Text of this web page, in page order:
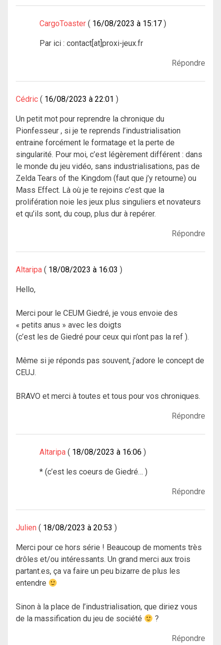
CargoToaster 16/08/2023 à 15:17
Par ici : contact[at]proxi-jeux.fr
Répondre
Cédric 16/08/2023 à 22:01
Un petit mot pour reprendre la chronique du
Pionfesseur , si je te reprends l’industrialisation
entraine forcément le formatage et la perte de
singularité. Pour moi, c’est légèrement différent : dans
le monde du jeu vidéo, sans industrialisations, pas de
Zelda Tears of the Kingdom (faut que j’y retourne) ou
Mass Effect. Là où je te rejoins c’est que la
prolifération noie les jeux plus singuliers et novateurs
et qu’ils sont, du coup, plus dur à repérer.
Répondre
Altaripa 18/08/2023 à 16:03
Hello,
Merci pour le CEUM Giedré, je vous envoie des
« petits anus » avec les doigts
(c’est les de Giedré pour ceux qui n’ont pas la ref ).
Même si je réponds pas souvent, j’adore le concept de
CEUJ.
BRAVO et merci à toutes et tous pour vos chroniques.
Répondre
Altaripa 18/08/2023 à 16:06
* (c’est les coeurs de Giedré… )
Répondre
Julien 18/08/2023 à 20:53
Merci pour ce hors série ! Beaucoup de moments très
drôles et/ou intéressants. Un grand merci aux trois
partant.es, ça va faire un peu bizarre de plus les
entendre
Sinon à la place de l’industrialisation, que diriez vous
de la massification du jeu de société
?
Répondre